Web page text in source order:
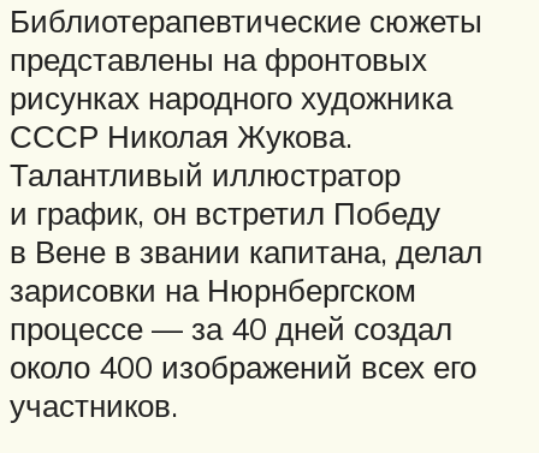
Библиотерапевтические сюжеты
представлены на фронтовых
рисунках народного художника
СССР Николая Жукова.
Талантливый иллюстратор
и график, он встретил Победу
в Вене в звании капитана, делал
зарисовки на Нюрнбергском
процессе — за 40 дней создал
около 400 изображений всех его
участников.